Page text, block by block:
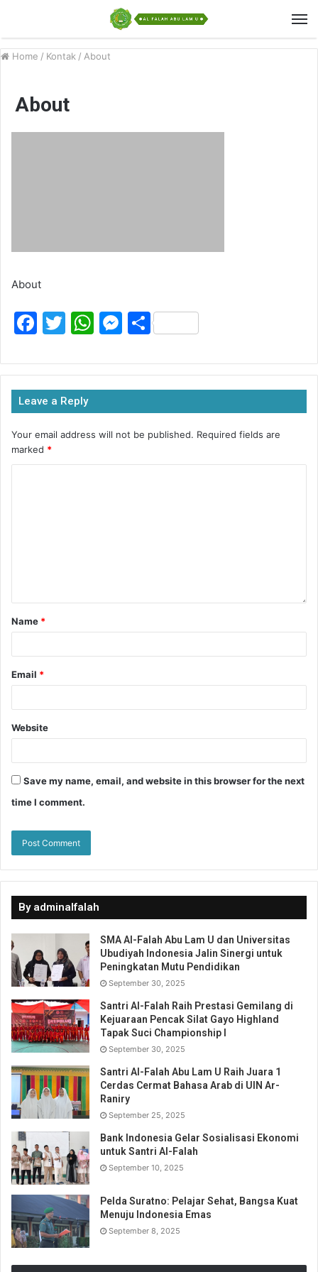
Home / Kontak / About
About
About
F
c
e
b
o
o
T
itt
er
W
at
s
A
p
p
M
s
s
e
n
g
S
ar
e
Leave a Reply
Your email address will not be published. Required fields are
marked *
Name *
Email *
Website
Save my name, email, and website in this browser for the next
time I comment.
By adminalfalah
SMA Al-Falah Abu Lam U dan Universitas
Ubudiyah Indonesia Jalin Sinergi untuk
Peningkatan Mutu Pendidikan
September 30, 2025
Santri Al-Falah Raih Prestasi Gemilang di
Kejuaraan Pencak Silat Gayo Highland
Tapak Suci Championship I
September 30, 2025
Santri Al-Falah Abu Lam U Raih Juara 1
Cerdas Cermat Bahasa Arab di UIN Ar-
Raniry
September 25, 2025
Bank Indonesia Gelar Sosialisasi Ekonomi
untuk Santri Al-Falah
September 10, 2025
Pelda Suratno: Pelajar Sehat, Bangsa Kuat
Menuju Indonesia Emas
September 8, 2025